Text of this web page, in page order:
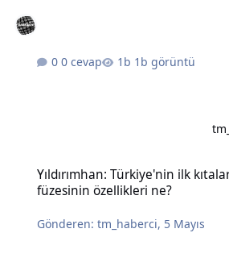
0 cevap 1b görüntü
Yıldırımhan: Türkiye'nin ilk
füzesinin özellikleri ne?
Gönderen:tm_haberci, 5 Mayıs